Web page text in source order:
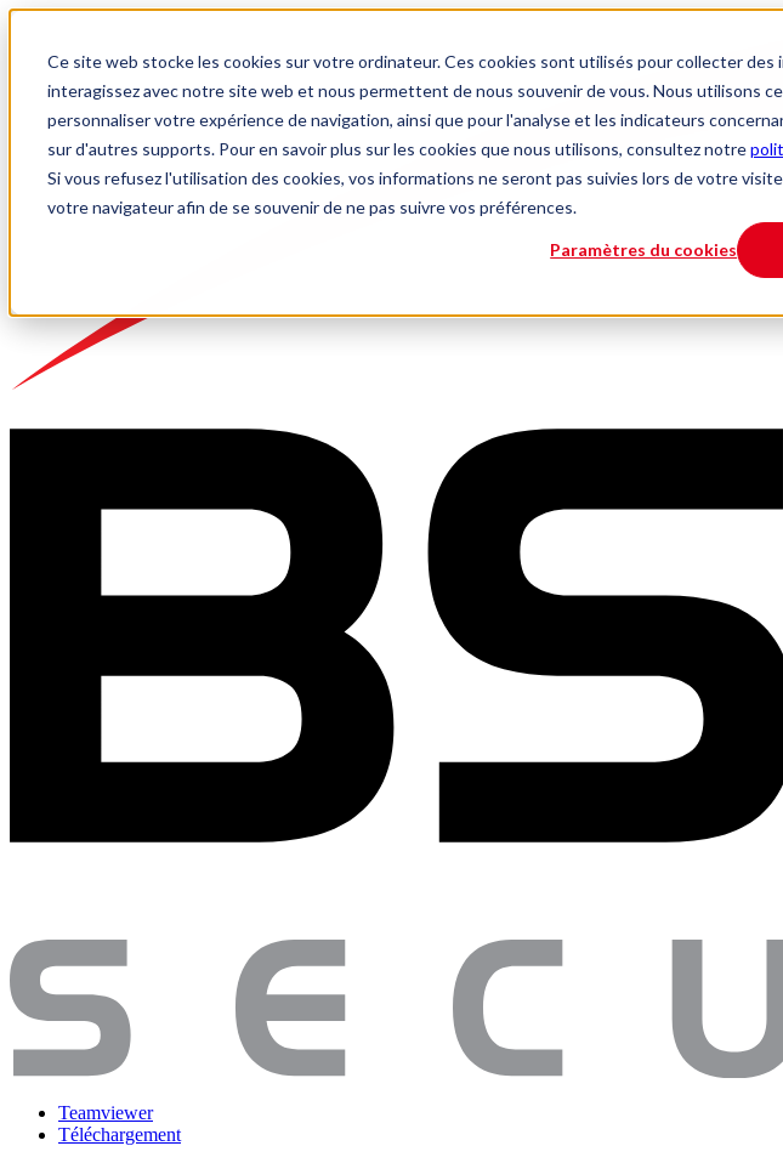
Ce site web stocke les cookies sur votre ordinateur. Ces cookies sont utilisés pour collecter des
interagissez avec notre site web et nous permettent de nous souvenir de vous. Nous utilisons
personnaliser votre expérience de navigation, ainsi que pour l'analyse et les indicateurs
sur d'autres supports. Pour en savoir plus sur les cookies que nous utilisons, consultez notre
Si vous refusez l'utilisation des cookies, vos informations ne seront pas suivies lors de votre
votre navigateur afin de se souvenir de ne pas suivre vos préférences.
Paramètres du cookies
Teamviewer
Téléchargement